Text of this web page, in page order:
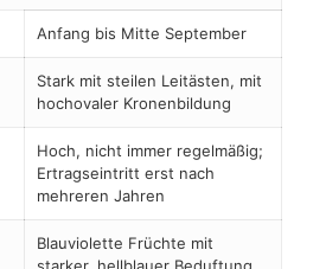
Anfang bis Mitte September
Stark mit steilen Leitästen, mit
hochovaler Kronenbildung
Hoch, nicht immer regelmäßig;
Ertragseintritt erst nach
mehreren Jahren
Blauviolette Früchte mit